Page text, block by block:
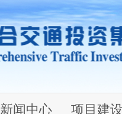
新闻中心 项目建设